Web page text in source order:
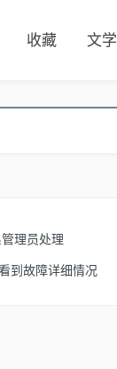
收藏 文学
理员处理
到故障详细情况